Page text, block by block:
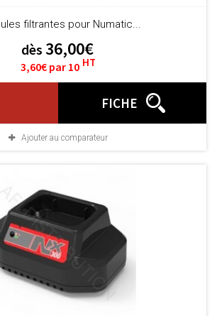
filtrantes pour Numatic...
dès 36,00€
3,60€ par 10 HT
FICHE
Ajouter au comparateur